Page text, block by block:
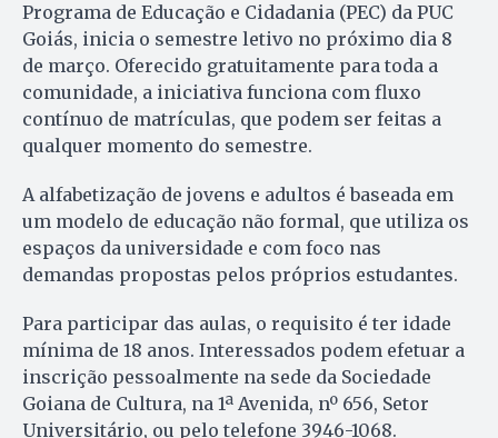
Programa de Educação e Cidadania (PEC) da PUC
Goiás, inicia o semestre letivo no próximo dia 8
de março. Oferecido gratuitamente para toda a
comunidade, a iniciativa funciona com fluxo
contínuo de matrículas, que podem ser feitas a
qualquer momento do semestre.
A alfabetização de jovens e adultos é baseada em
um modelo de educação não formal, que utiliza os
espaços da universidade e com foco nas
demandas propostas pelos próprios estudantes.
Para participar das aulas, o requisito é ter idade
mínima de 18 anos. Interessados podem efetuar a
inscrição pessoalmente na sede da Sociedade
Goiana de Cultura, na 1ª Avenida, nº 656, Setor
Universitário, ou pelo telefone 3946-1068.